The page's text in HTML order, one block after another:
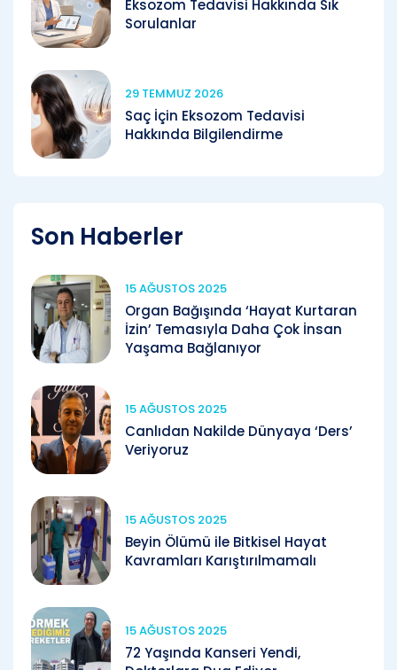
Eksozom Tedavisi Hakkında Sık
Sorulanlar
29 TEMMUZ 2026
Saç İçin Eksozom Tedavisi
Hakkında Bilgilendirme
Son Haberler
15 AĞUSTOS 2025
Organ Bağışında ‘Hayat Kurtaran
İzin’ Temasıyla Daha Çok İnsan
Yaşama Bağlanıyor
15 AĞUSTOS 2025
Canlıdan Nakilde Dünyaya ‘Ders’
Veriyoruz
15 AĞUSTOS 2025
Beyin Ölümü ile Bitkisel Hayat
Kavramları Karıştırılmamalı
15 AĞUSTOS 2025
72 Yaşında Kanseri Yendi,